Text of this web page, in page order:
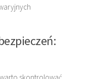
skontrolować